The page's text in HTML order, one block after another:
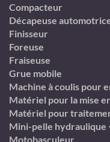
Compacteur
Décapeuse
Finisseur
Foreuse
Fraiseuse
Grue mobile
Machine à coulis pour
Matériel pour la mise
Matériel pour
Mini-pelle hydraulique
Motobasculeur